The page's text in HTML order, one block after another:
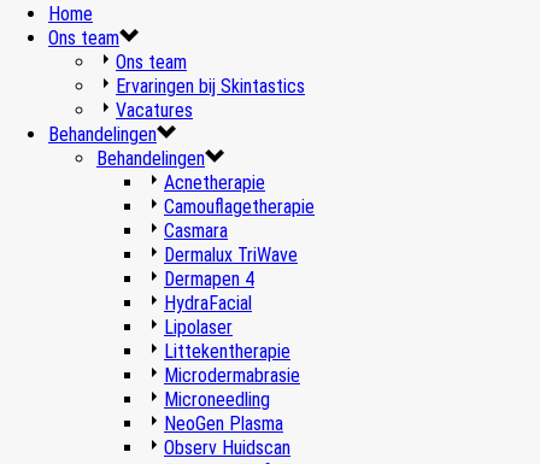
Home
Ons team
Ons team
Ervaringen bij Skintastics
Vacatures
Behandelingen
Behandelingen
Acnetherapie
Camouflagetherapie
Casmara
Dermalux TriWave
Dermapen 4
HydraFacial
Lipolaser
Littekentherapie
Microdermabrasie
Microneedling
NeoGen Plasma
Observ Huidscan